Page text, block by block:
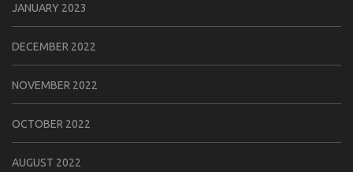
JANUARY 2023
DECEMBER 2022
NOVEMBER 2022
OCTOBER 2022
AUGUST 2022